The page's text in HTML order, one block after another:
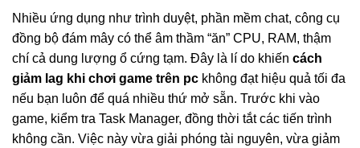
Nhiều ứng dụng như trình duyệt, phần mềm chat, công cụ
đồng bộ đám mây có thể âm thầm “ăn” CPU, RAM, thậm
chí cả dung lượng ổ cứng tạm. Đây là lí do khiến cách
giảm lag khi chơi game trên pc không đạt hiệu quả tối đa
nếu bạn luôn để quá nhiều thứ mở sẵn. Trước khi vào
game, kiểm tra Task Manager, đồng thời tắt các tiến trình
không cần. Việc này vừa giải phóng tài nguyên, vừa giảm